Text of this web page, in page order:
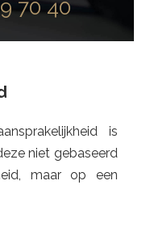
70 40
is
niet gebaseerd
maar op een